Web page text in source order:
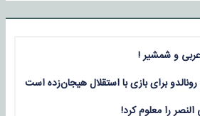
و شمشیر !
برای بازی با استقلال هیجان‌زده است
را معلوم کرد!